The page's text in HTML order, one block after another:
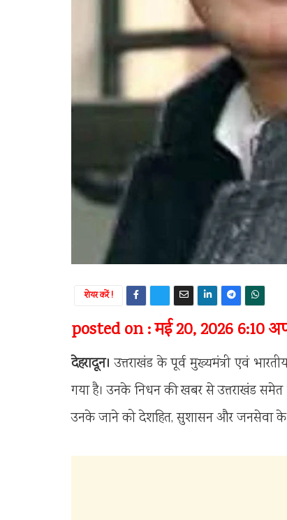
शेयर करें !
posted on : मई 20, 2026 6:10
देहरादून। उत्तराखंड के पूर्व मुख्यमंत्री एवं
गया है। उनके निधन की खबर से उत्तराखंड समेत
उनके जाने को देशहित, सुशासन और जनसेवा के